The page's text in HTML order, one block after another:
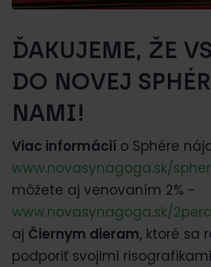
ĎAKUJEME, ŽE
DO NOVEJ
NAMI!
Viac informácií o Sphére
www.novasynagoga.sk/
môžete aj venovaním 2% -
www.novasynagoga.sk/
aj Čiernym dieram, ktoré sa
podporiť svojimi